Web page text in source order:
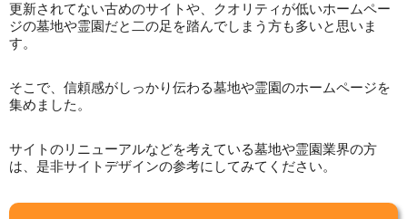
更新されてない古めのサイトや、クオリティが低いホームペー
ジの墓地や霊園だと二の足を踏んでしまう方も多いと思いま
す。
そこで、信頼感がしっかり伝わる墓地や霊園のホームページを
集めました。
サイトのリニューアルなどを考えている墓地や霊園業界の方
は、是非サイトデザインの参考にしてみてください。